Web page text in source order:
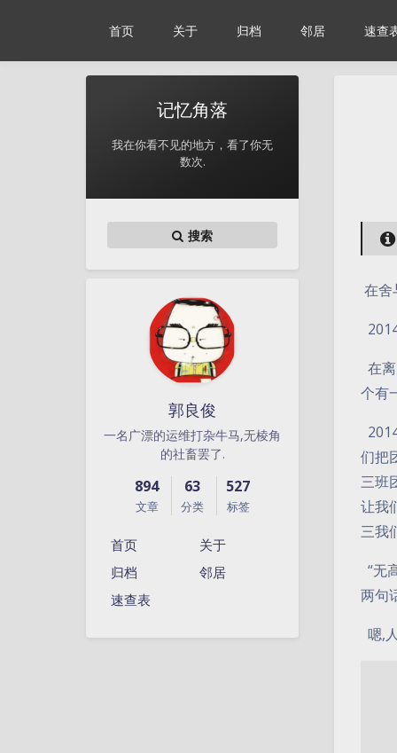
首页 关于 归档 邻居 速查
记忆角落
我在你看不见的地方，看了你无
数次.
搜索
郭良俊
一名广漂的运维打杂牛马,无棱角
的社畜罢了.
894
文章
63
分类
527
标签
首页
关于
归档
邻居
速查表
在舍
在
个有
们把
三班
让我
三我
“无
两句
嗯,